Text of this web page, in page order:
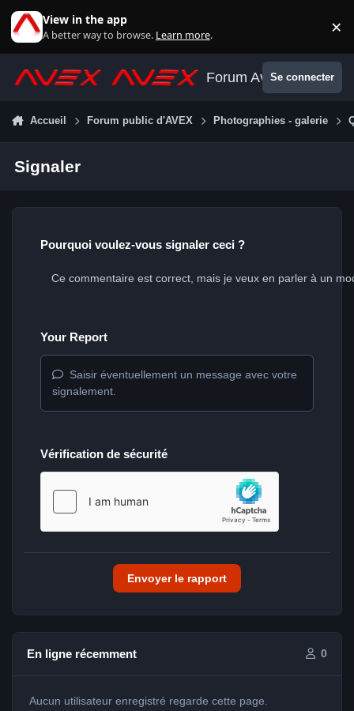
View in the app
A better way to browse. Learn more. ×
Forum AvexSe connecter
Accueil Forum public d'AVEX Photographies - galerie
Signaler
Pourquoi voulez-vous signaler ceci ?
Your Report
Saisir éventuellement un message avec votre
signalement.
Vérification de sécurité
Envoyer le rapport
En ligne récemment 0
Aucun utilisateur enregistré regarde cette page.